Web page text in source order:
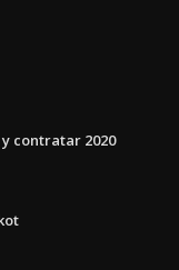
contratar 2020